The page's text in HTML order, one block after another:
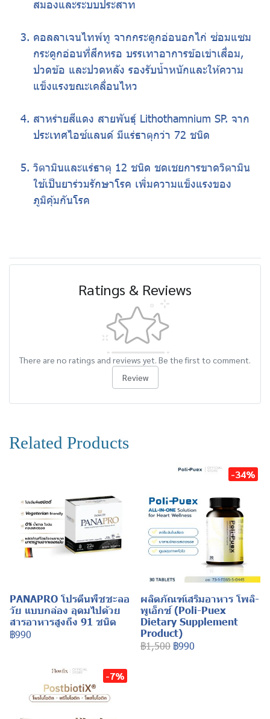
สมองและระบบประสาท
คอลลาเจนไทพ์ทู จากกระดูกอ่อนอกไก่ ซ่อมแซม
กระดูกอ่อนที่สึกหรอ บรรเทาอาการข้อเข่าเสื่อม,
ปวดข้อ และปวดหลัง รองรับน้ำหนักและให้ความ
แข็งแรงขณะเคลื่อนไหว
สาหร่ายสีแดง สายพันธุ์ Lithothamnium SP. จาก
ประเทศไอซ์แลนด์ มีแร่ธาตุกว่า 72 ชนิด
วิตามินและแร่ธาตุ 12 ชนิด ชดเชยการขาดวิตามิน
ใช้เป็นยาร่วมรักษาโรค เพิ่มความแข็งแรงของ
ภูมิคุ้มกันโรค
Ratings & Reviews
There are no ratings and reviews yet. Be the first to comment.
Review
Related Products
PANAPRO โปรตีนพืชชะลอ
วัย แบบกล่อง อุดมไปด้วย
สารอาหารสูงถึง 91 ชนิด
฿990
-34%
ผลิตภัณฑ์เสริมอาหาร โพลิ-
พูเอ็กซ์ (Poli-Puex
Dietary Supplement
Product)
฿1,500 ฿990
-7%